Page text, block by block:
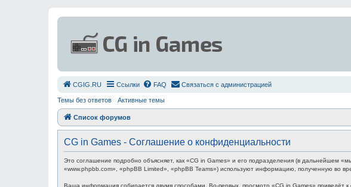
СGIG.RU Ссылки FAQ Связаться с администрацией
Темы без ответов Активные темы
Список форумов
CG in Games - Соглашение о конфиденциальности
Это соглашение подробно объясняет, как «CG in Games» и его подразделения (в дальнейшем
«www.phpbb.com», «phpBB Limited», «phpBB Teams») используют информацию, полученную во
Ваша информация собирается двумя способами. Во-первых, просмотр «CG in Games»